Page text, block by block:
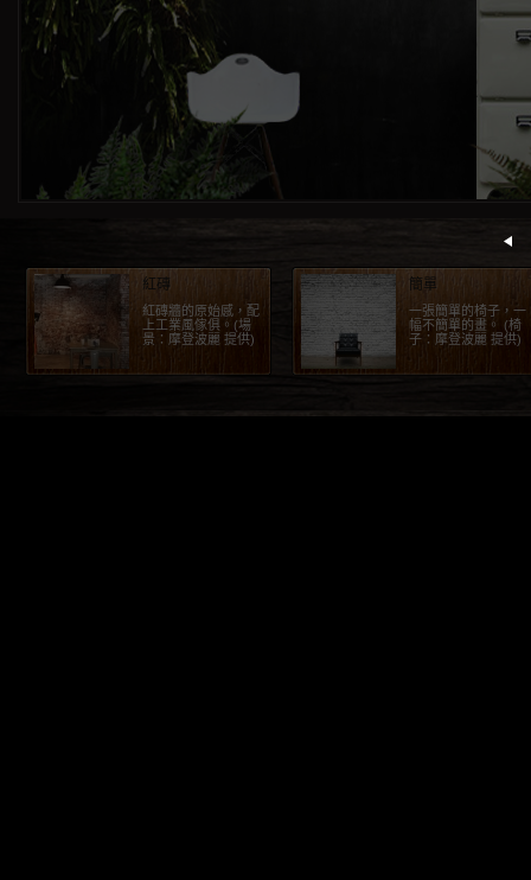
紅磚
紅磚牆的原始感，配
上工業風傢俱。(場
景：摩登波麗 提供)
簡單
一張簡單的椅子，一
幅不簡單的畫。 (椅
子：摩登波麗 提供)